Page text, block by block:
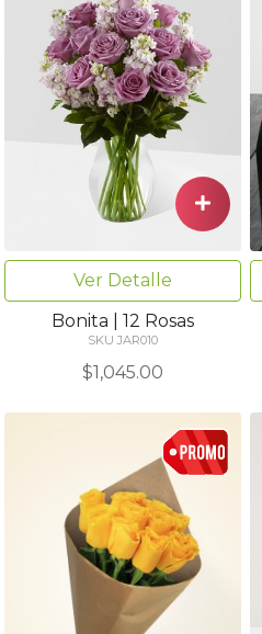
Ver Detalle
Bonita | 12 Rosas
SKU JAR010
$1,045.00